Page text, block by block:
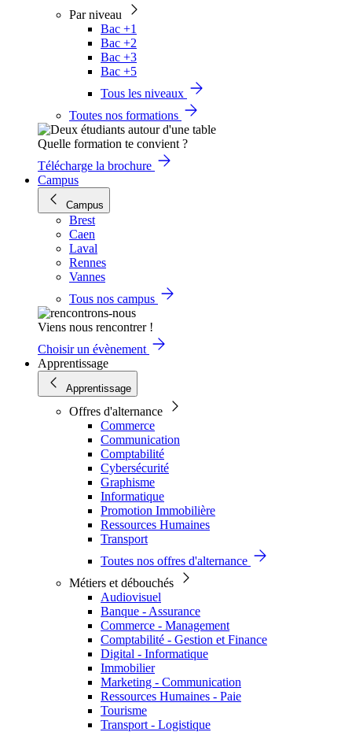
Par niveau
Bac +1
Bac +2
Bac +3
Bac +5
Tous les niveaux
Toutes nos formations
Quelle formation te convient ?
Télécharge la brochure
Campus
Campus
Brest
Caen
Laval
Rennes
Vannes
Tous nos campus
Viens nous rencontrer !
Choisir un évènement
Apprentissage
Apprentissage
Offres d'alternance
Commerce
Communication
Comptabilité
Cybersécurité
Graphisme
Informatique
Promotion Immobilière
Ressources Humaines
Transport
Toutes nos offres d'alternance
Métiers et débouchés
Audiovisuel
Banque - Assurance
Commerce - Management
Comptabilité - Gestion et Finance
Digital - Informatique
Immobilier
Marketing - Communication
Ressources Humaines - Paie
Tourisme
Transport - Logistique